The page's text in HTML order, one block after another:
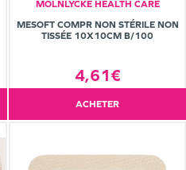
MOLNLYCKE HEALTH CARE
MESOFT COMPR NON STÉRILE NON
TISSÉE 10X10CM B/100
4,61€
ACHETER